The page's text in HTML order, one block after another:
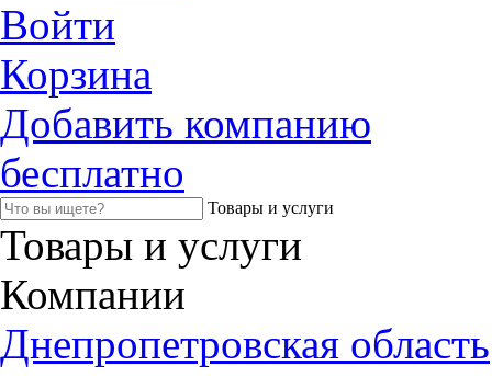
Войти
Корзина
Добавить компанию
бесплатно
Товары и услуги
Товары и услуги
Компании
Днепропетровская область